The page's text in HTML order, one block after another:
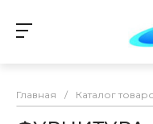
Главная / Каталог